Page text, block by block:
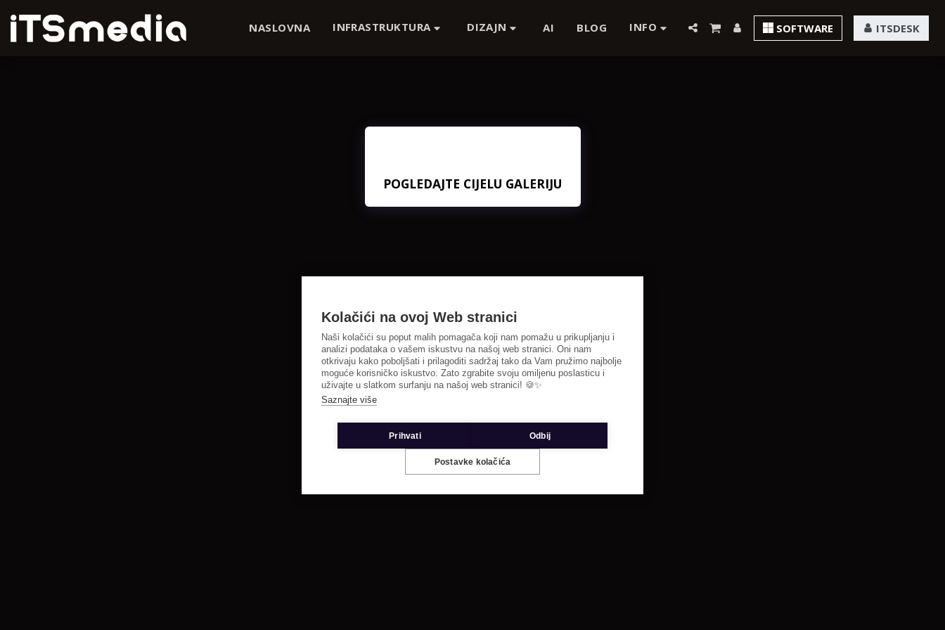
NASLOVNA INFRASTRUKTURA DIZAJN AI BLOG INFO SOFTWARE ITSDESK
POGLEDAJTE CIJELU GALERIJU
Kolačići na ovoj Web stranici
Naši kolačići su poput malih pomagača koji nam pomažu u prikupljanju i
analizi podataka o vašem iskustvu na našoj web stranici. Oni nam
otkrivaju kako poboljšati i prilagoditi sadržaj tako da Vam pružimo najbolje
moguće korisničko iskustvo. Zato zgrabite svoju omiljenu poslasticu i
uživajte u slatkom surfanju na našoj web stranici! 🍪✨
Saznajte više
Prihvati Odbij
Postavke kolačića